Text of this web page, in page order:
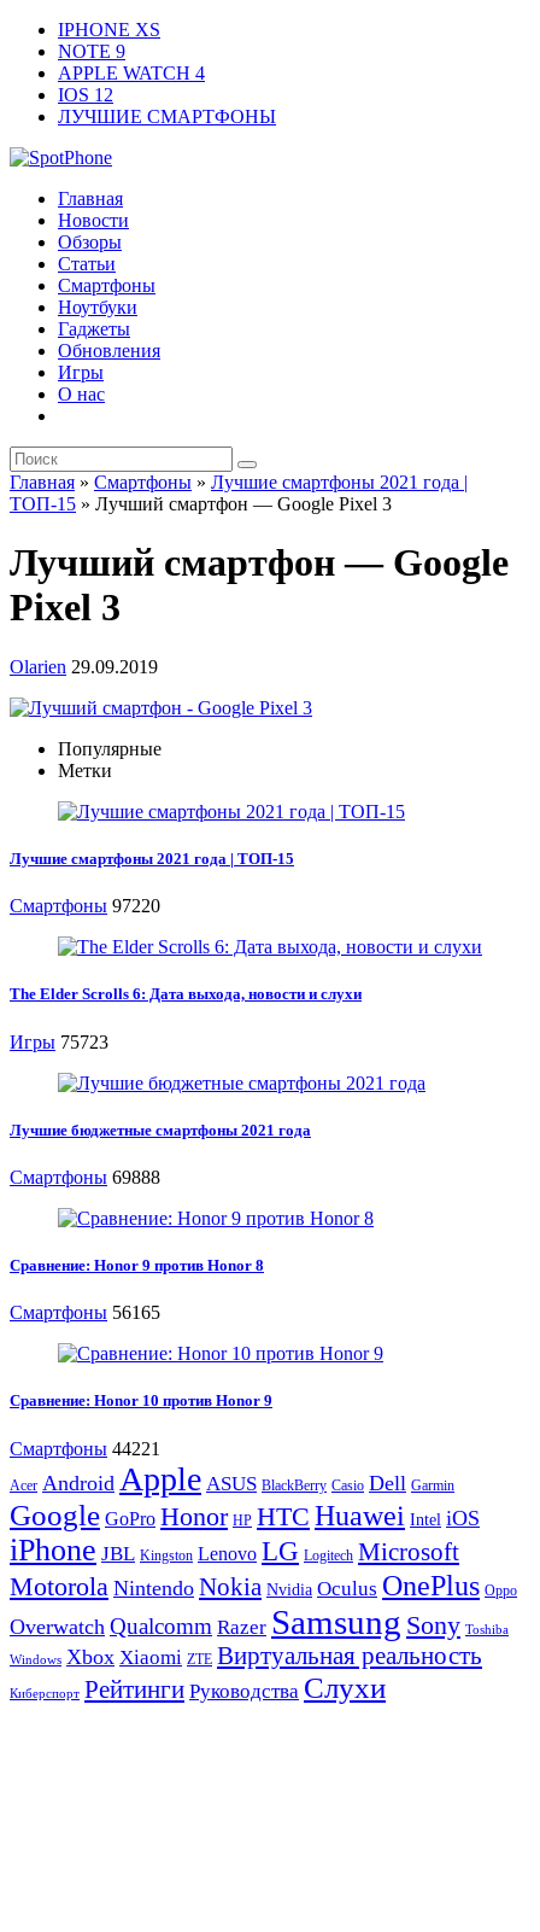
IPHONE XS
NOTE 9
APPLE WATCH 4
IOS 12
ЛУЧШИЕ СМАРТФОНЫ
Главная
Новости
Обзоры
Статьи
Смартфоны
Ноутбуки
Гаджеты
Обновления
Игры
О нас
Главная » Смартфоны » Лучшие смартфоны 2021 года |
ТОП-15 » Лучший смартфон — Google Pixel 3
Лучший смартфон — Google
Pixel 3
Olarien 29.09.2019
Популярные
Метки
Лучшие смартфоны 2021 года | ТОП-15
Смартфоны 97220
The Elder Scrolls 6: Дата выхода, новости и слухи
Игры 75723
Лучшие бюджетные смартфоны 2021 года
Смартфоны 69888
Сравнение: Honor 9 против Honor 8
Смартфоны 56165
Сравнение: Honor 10 против Honor 9
Смартфоны 44221
Acer Android Apple ASUS BlackBerry Casio Dell Garmin
Google GoPro Honor HP HTC Huawei Intel iOS
iPhone JBL Kingston Lenovo LG Logitech Microsoft
Motorola Nintendo Nokia Nvidia Oculus OnePlus Oppo
Overwatch Qualcomm Razer Samsung Sony Toshiba
Windows Xbox Xiaomi ZTE Виртуальная реальность
Киберспорт Рейтинги Руководства Слухи